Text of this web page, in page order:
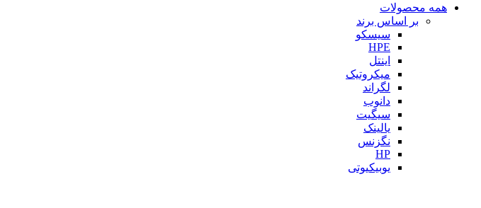
همه محصولات
بر اساس برند
سیسکو
HPE
اینتل
میکروتیک
لگراند
دانوب
سیگیت
یالینک
نگزنس
HP
یوبیکیوتی